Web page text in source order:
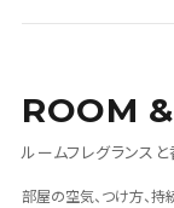
ROOM
ルームフレグランス
部屋の空気、つけ方、